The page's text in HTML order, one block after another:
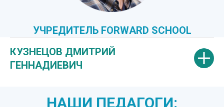
УЧРЕДИТЕЛЬ FORWARD SCHOOL
КУЗНЕЦОВ ДМИТРИЙ
ГЕННАДИЕВИЧ
НАШИ ПЕДАГОГИ: